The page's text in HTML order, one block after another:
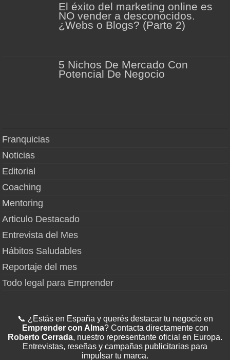
El éxito del marketing online es
NO vender a desconocidos.
¿Webs o Blogs? (Parte 2)
5 Nichos De Mercado Con
Potencial De Negocio
Franquicias
Noticias
Editorial
Coaching
Mentoring
Articulo Destacado
Entrevista del Mes
Hábitos Saludables
Reportaje del mes
Todo legal para Emprender
📞 ¿Estás en España y querés destacar tu negocio en
Emprender con Alma? Contacta directamente con
Roberto Cerrada, nuestro representante oficial en Europa.
Entrevistas, reseñas y campañas publicitarias para
impulsar tu marca.